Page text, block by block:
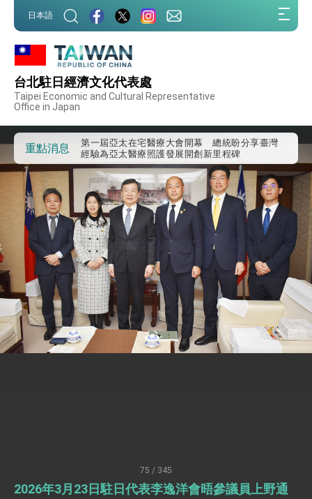
日本語
台北駐日經濟文化代表處
Taipei Economic and Cultural Representative
Office in Japan
重點消息
外交部重要言論
事處」，進一步深化台美交流合作
第一屆亞太在宅醫療大會開幕 總統盼分享臺灣
經驗為亞太醫療照護發展開創新里程碑
外交部發布WHA文宣影片「台灣醫療點亮世界」
及「台灣智慧醫療與健康產業展」預告短片，向
世界展現台灣守護全球健康的創新能量
總統出訪史瓦帝尼返國談話 強調臺灣人有權利
走向世界 盼與理念相近國家共同維護國際秩序
堅定走向世界 賴總統抵達史瓦帝尼王國進行國是
訪問
總統與五院院長新春茶敘 盼化分歧為團結、為
國家邁出合作第一步
總統農曆春節談話
台美貿易協議完成簽署達成6大目標、創5大歷史
性突破 總統強調將以3大面向加速臺灣經濟轉型
升級 籲請立院全力支持並盡速通過
臺美簽署「對等貿易協定」確立對等關稅15%且不
疊加 我輸美2072項產品豁免對等關稅
領 下一個世代的繁榮
外交部長林佳龍接受印尼「時代雜誌」專訪，闡
述印太安全局勢，籲深化台印尼半導體供應鏈合
75 / 345
2026年3月23日駐日代表李逸洋會晤參議員上野通